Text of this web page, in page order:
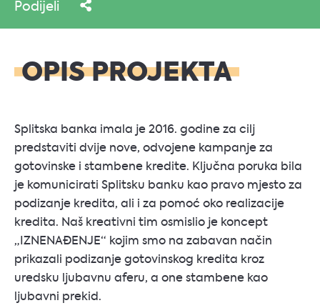
Podijeli
OPIS PROJEKTA
Splitska banka imala je 2016. godine za cilj
predstaviti dvije nove, odvojene kampanje za
gotovinske i stambene kredite. Ključna poruka bila
je komunicirati Splitsku banku kao pravo mjesto za
podizanje kredita, ali i za pomoć oko realizacije
kredita. Naš kreativni tim osmislio je koncept
„IZNENAĐENJE“ kojim smo na zabavan način
prikazali podizanje gotovinskog kredita kroz
uredsku ljubavnu aferu, a one stambene kao
ljubavni prekid.